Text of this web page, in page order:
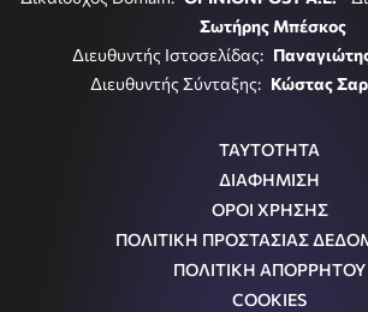
Σωτήρης Μπέσκος
Διευθυντής Ιστοσελίδας:
Διευθυντής Σύνταξης: Κώστας
ΤΑΥΤΟΤΗΤΑ
ΔΙΑΦΗΜΙΣΗ
ΟΡΟΙ ΧΡΗΣΗΣ
ΠΟΛΙΤΙΚΗ ΠΡΟΣΤΑΣΙΑΣ
ΠΟΛΙΤΙΚΗ ΑΠΟΡΡΗΤΟΥ
COOKIES